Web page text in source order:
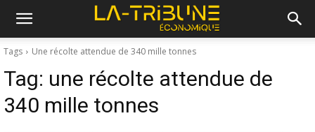
Tags Une récolte attendue de 340 mille tonnes
Tag: une récolte attendue de
340 mille tonnes